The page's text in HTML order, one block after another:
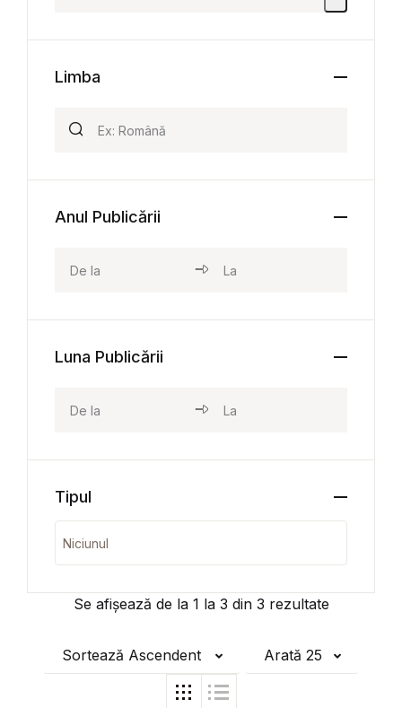
Se afișează de la 1 la 3 din 3 rezultate
Sortează Ascendent Arată 25
Limba
Anul Publicării
Luna Publicării
Tipul